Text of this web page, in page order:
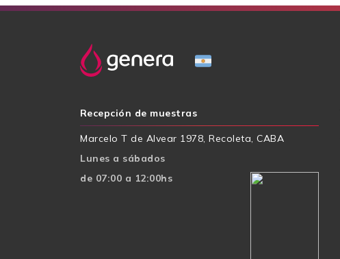
Recepción de muestras
Marcelo T de Alvear 1978, Recoleta, CABA
Lunes a sábados
de 07:00 a 12:00hs